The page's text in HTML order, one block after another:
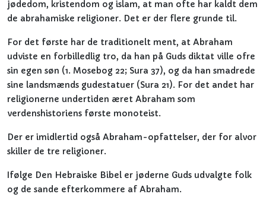
jødedom, kristendom og islam, at man ofte har kaldt dem
de abrahamiske religioner. Det er der flere grunde til.
For det første har de traditionelt ment, at Abraham
udviste en forbilledlig tro, da han på Guds diktat ville ofre
sin egen søn (1. Mosebog 22; Sura 37), og da han smadrede
sine landsmænds gudestatuer (Sura 21). For det andet har
religionerne undertiden æret Abraham som
verdenshistoriens første monoteist.
Der er imidlertid også Abraham-opfattelser, der for alvor
skiller de tre religioner.
Ifølge Den Hebraiske Bibel er jøderne Guds udvalgte folk
og de sande efterkommere af Abraham.